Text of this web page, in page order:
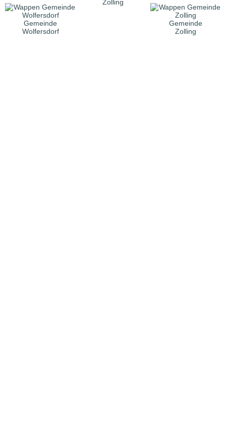
Zolling
Gemeinde
Wolfersdorf
Gemeinde
Zolling